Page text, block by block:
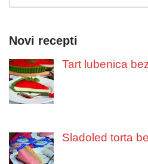
Novi recepti
Tart lubenica
Sladoled torta